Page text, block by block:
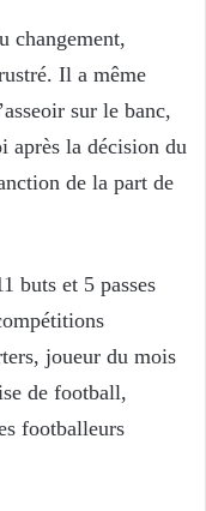
changement,
Il a même
sur le banc,
après la décision du
de la part de
buts et 5 passes
joueur du mois
de football,
footballeurs